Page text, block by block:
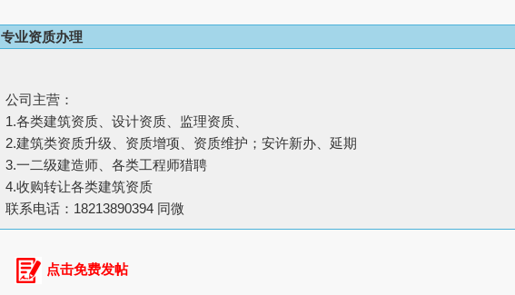
专业资质办理
公司主营：
1.各类建筑资质、设计资质、监理资质、
2.建筑类资质升级、资质增项、资质维护；安许新办、延期
3.一二级建造师、各类工程师猎聘
4.收购转让各类建筑资质
联系电话：18213890394 同微
点击免费发帖